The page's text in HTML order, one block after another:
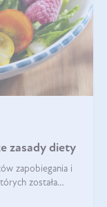
zasady diety
zapobiegania i
została